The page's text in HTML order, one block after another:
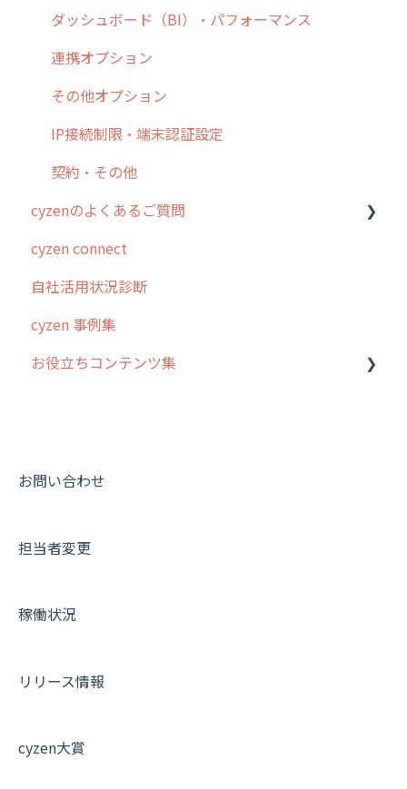
9. もっと便利に利用するための設定
10.ユーザー向けおすすめの使い方
【業界業種別】cyzen設定方法
活動通知
パフォーマンス
帳票出力
メッセージ・ファイル添付
商品
各種設定・その他
メンバー
メッセージ
パフォーマンス
外部リンク
お知らせ
設定
ユーザー・グループ管理
メッセージ機能
活動通知
内線電話
商品
各種設定・ログイン
ダッシュボード（BI）・パフォーマンス
連携オプション
その他オプション
IP接続制限・端末認証設定
契約・その他
cyzenのよくあるご質問
ログインについて
グループ・ユーザーについて
GPS・位置情報 について
ルート自動記録 について
報告書について
メンバー画面について
その他よくある質問
cyzen connect
自社活用状況診断
cyzen 事例集
お役立ちコンテンツ集
動画集：共通
お問い合わせ
担当者変更
稼働状況
リリース情報
cyzen大賞